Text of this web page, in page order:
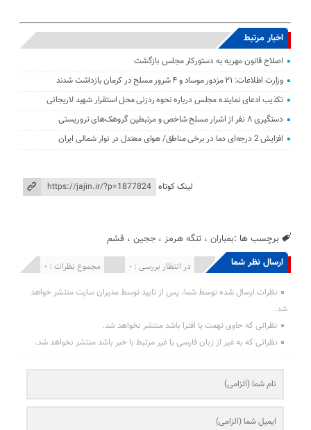
اخبار مرتبط
اصلاح قانون مهریه به دستورکار مجلس بازگشت
وزارت اطلاعات: ۲۱ مزدور موساد و ۴ شرور مسلح در کرمان بازداشت شدند
تکذیب ادعای نماینده مجلس درباره نحوه ردزنی محل استقرار شهید لاریجانی
دستگیری ۸ نفر از اشرار مسلح شاخص و مرتبطین گروهک‌های تروریستی
افزایش 2 درجه‌ای دما در برخی مناطق/ هوای معتدل در نوار شمالی ایران
لینک کوتاه
برچسب ها :بمباران ،تنگه هرمز ،ججین ، قشم
ارسال نظر شما مجموع نظرات : 0 در انتظار بررسی : 0 انتشار یافته : 0
نظرات ارسال شده توسط شما، پس از تایید توسط مدیران سایت منتشر خواهد
شد.
نظراتی که حاوی تهمت یا افترا باشد منتشر نخواهد شد.
نظراتی که به غیر از زبان فارسی یا غیر مرتبط با خبر باشد منتشر نخواهد شد.